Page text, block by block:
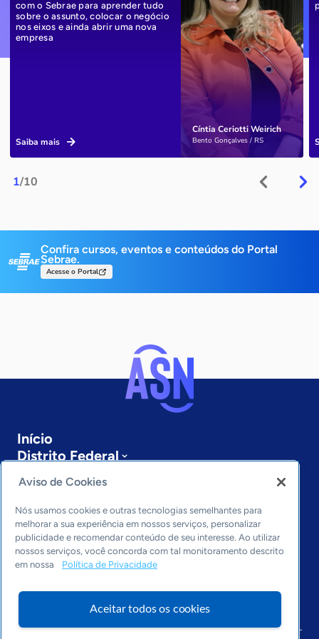
1/10
Cíntia Ceriotti Weirich
Bento Gonçalves / RS
com o Sebrae para aprender tudo
sobre o assunto, colocar o negócio
nos eixos e ainda abrir uma nova
empresa
Saiba mais
Confira cursos, eventos e conteúdos do Portal
Sebrae.
Acesse o Portal
Início
Distrito Federal
Sobre a ASN
Últimas notícias
Entre em contato
Editorias
Economia & Política
Inovação & Tecnologia
Cultura empreendedora
Arquivo
Aviso de Cookies
Nós usamos cookies e outras tecnologias semelhantes para
melhorar a sua experiência em nossos serviços, personalizar
publicidade e recomendar conteúdo de seu interesse. Ao utilizar
nossos serviços, você concorda com tal monitoramento descrito
em nossa
Política de Privacidade
Aceitar todos os cookies